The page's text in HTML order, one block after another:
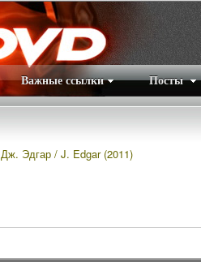
Важные ссылки Посты
Дж. Эдгар / J. Edgar (2011)